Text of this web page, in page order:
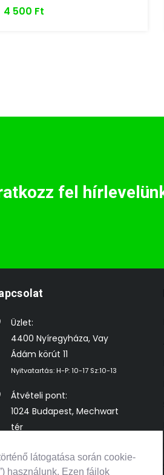
látogatása során cookie-
használunk. Ezen fájlok
4 500 Ft
fel
Üzlet:
4400 Nyíregyháza, Vay
Ádám körút 11
Nyitvatartás: H-P: 10-17 Sz:10-13
Átvételi pont:
1024 Budapest, Mechwart
tér
info@bestkonzol.hu